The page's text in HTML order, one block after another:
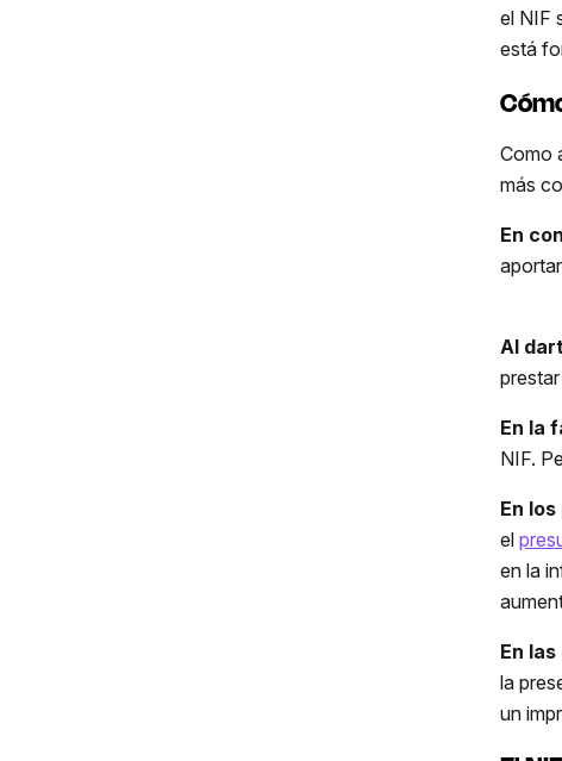
el NIF
está
Como
más
En
Al
En la
NIF.
En
el
en la
En
la
un